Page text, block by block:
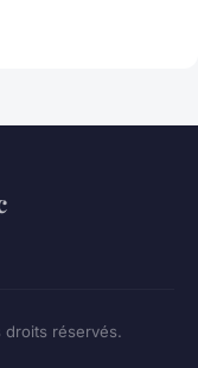
réservés.